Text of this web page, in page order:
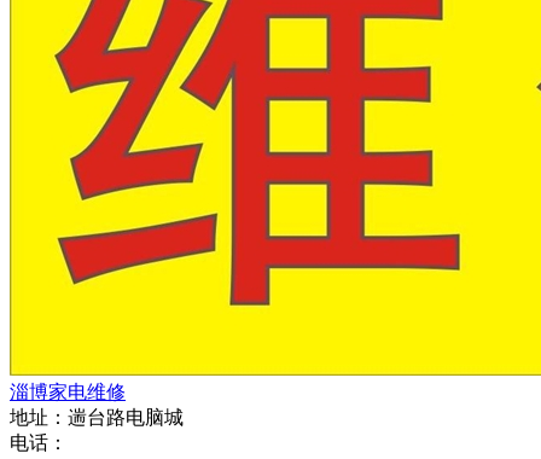
淄博家电维修
地址：遄台路电脑城
电话：